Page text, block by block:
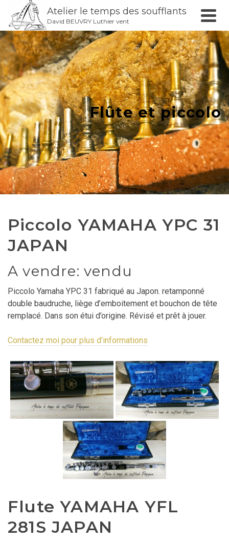
Atelier le temps des soufflants
David BEUVRY Luthier vent
Flûte et piccolo
Piccolo YAMAHA YPC 31
JAPAN
A vendre: vendu
Piccolo Yamaha YPC 31 fabriqué au Japon. retamponné
double baudruche, liège d’emboitement et bouchon de tête
remplacé. Dans son étui d’origine. Révisé et prêt à jouer.
Contactez moi pour plus d’informations
Flute YAMAHA YFL
281S JAPAN